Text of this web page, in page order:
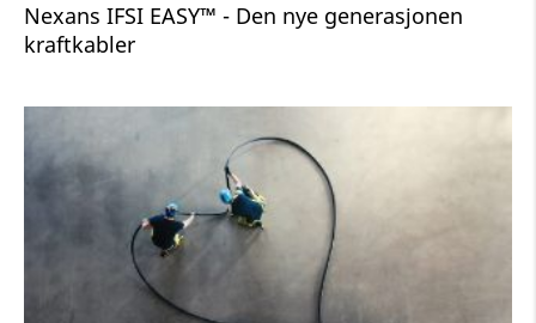
Nexans IFSI EASY™ - Den nye generasjonen
kraftkabler